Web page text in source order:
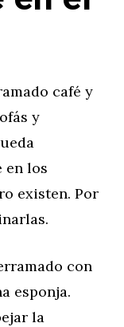
café y
y
en los
existen. Por
con
esponja.
la